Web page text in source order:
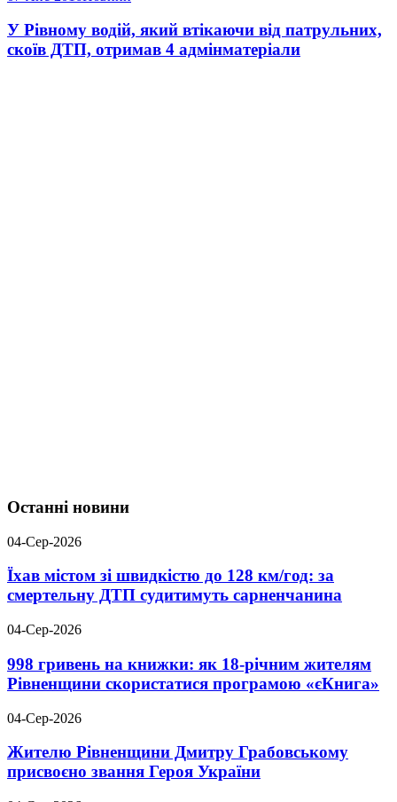
У Рівному водій, який втікаючи від патрульних,
скоїв ДТП, отримав 4 адмінматеріали
Останні новини
04-Сер-2026
Їхав містом зі швидкістю до 128 км/год: за
смертельну ДТП судитимуть сарненчанина
04-Сер-2026
998 гривень на книжки: як 18-річним жителям
Рівненщини скористатися програмою «єКнига»
04-Сер-2026
Жителю Рівненщини Дмитру Грабовському
присвоєно звання Героя України